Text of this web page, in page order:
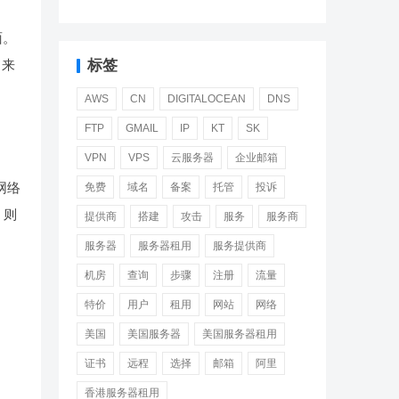
络
标签
AWS CN DIGITALOCEAN DNS
FTP GMAIL IP KT SK
VPN VPS 云服务器 企业邮箱
免费 域名 备案 托管 投诉
提供商 搭建 攻击 服务 服务商
服务器 服务器租用 服务提供商
机房 查询 步骤 注册 流量
特价 用户 租用 网站 网络
美国 美国服务器 美国服务器租用
证书 远程 选择 邮箱 阿里
香港服务器租用